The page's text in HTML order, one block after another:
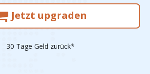
Jetzt upgraden
30 Tage Geld zurück*